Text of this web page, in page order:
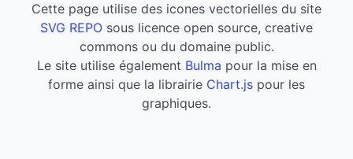
Cette page utilise des icones vectorielles du site
SVG REPO sous licence open source, creative
commons ou du domaine public.
Le site utilise également Bulma pour la mise en
forme ainsi que la librairie Chart.js pour les
graphiques.